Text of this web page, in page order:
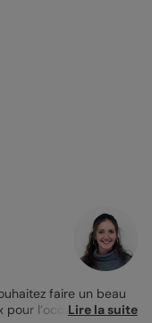
faire un beau
l’occasion que
Lire la suite